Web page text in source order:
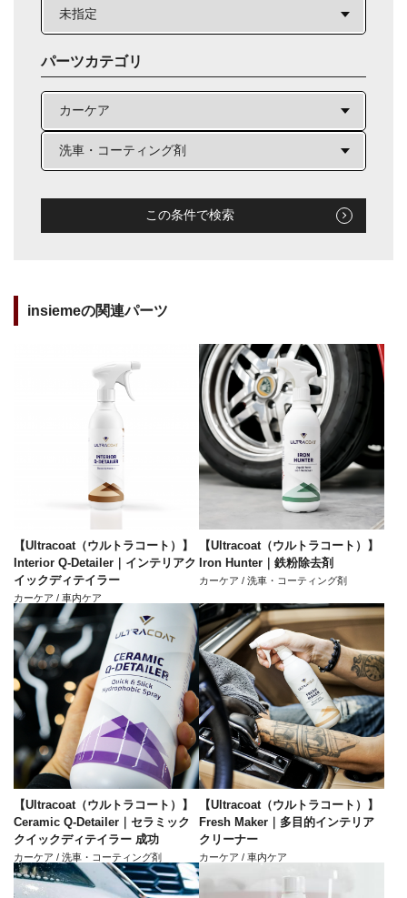
パーツカテゴリ
この条件で検索
insiemeの関連パーツ
【Ultracoat（ウルトラコート）】
Interior Q-Detailer｜インテリアク
イックディテイラー
カーケア / 車内ケア
【Ultracoat（ウルトラコート）】
Iron Hunter｜鉄粉除去剤
カーケア / 洗車・コーティング剤
【Ultracoat（ウルトラコート）】
Ceramic Q-Detailer｜セラミック
クイックディテイラー 成功
カーケア / 洗車・コーティング剤
【Ultracoat（ウルトラコート）】
Fresh Maker｜多目的インテリア
クリーナー
カーケア / 車内ケア